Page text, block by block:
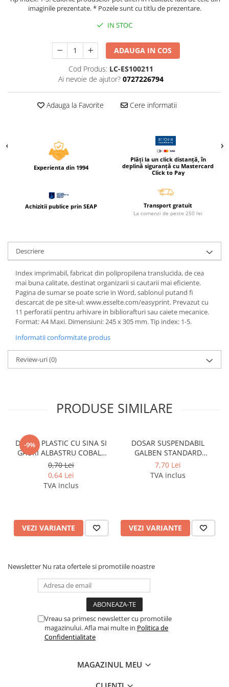
Compas scolar
Markere permanente
Markere speciale pentru desen
Pixuri si rezerve
Ghiozdane si genti scolare
Genti laptop
Carti de colorat si povestit
Diverse articole pentru scoala
Pachete scolare
imaginile prezentate. * Pozele sunt cu titlu de prezentare.
IN STOC
ADAUGA IN COS
Cod Produs: LC-ES100211
Ai nevoie de ajutor? 0727226794
Adauga la Favorite Cere informatii
Experienta din 1994
Plăți la un click distanță, în
deplină siguranță cu Mastercard
Click to Pay
Achizitii publice prin SEAP Transport gratuit
La comenzi de peste 250 lei
Descriere
Index imprimabil, fabricat din polipropilena translucida, de cea
mai buna calitate, destinat organizarii si cautarii mai eficiente.
Pagina de sumar se poate scrie in Word, sablonul putand fi
descarcat de pe site-ul: www.esselte.com/easyprint. Prevazut cu
11 perforatii pentru arhivare in bibliorafturi sau caiete mecanice.
Format: A4 Maxi. Dimensiuni: 245 x 305 mm. Tip index: 1-5.
Informatii conformitate produs
Review-uri(0)
PRODUSE SIMILARE
-9%
DOSAR PLASTIC CU SINA SI
GAURI ALBASTRU COBALT
NOKI
0,70 Lei
0,64 Lei
TVA inclus
VEZI VARIANTE
DOSAR SUSPENDABIL
GALBEN STANDARD
PENDAFLEX ESSELTE
7,70 Lei
TVA inclus
VEZI VARIANTE
Newsletter Nu rata ofertele si promotiile noastre
Vreau sa primesc newsletter cu promotiile
magazinului. Afla mai multe in Politica de
Confidentialitate
MAGAZINUL MEU